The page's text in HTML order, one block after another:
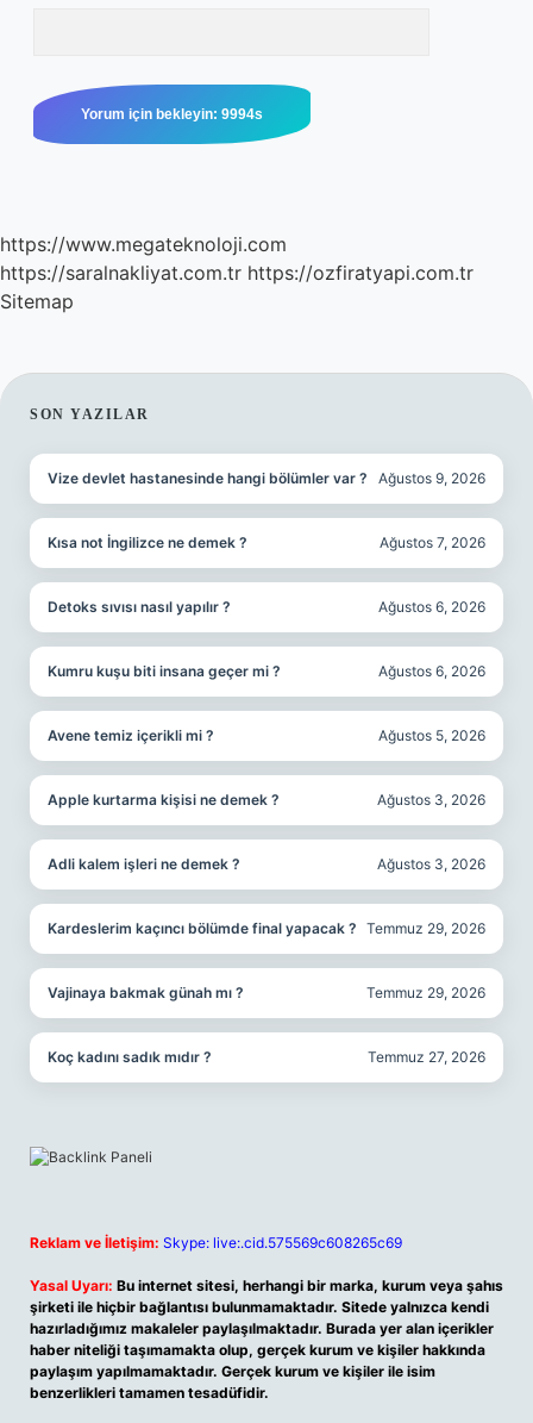
https://www.megateknoloji.com
https://saralnakliyat.com.tr https://ozfiratyapi.com.tr
Sitemap
SIDEBAR
SON YAZILAR
Vize devlet hastanesinde hangi bölümler var ? Ağustos 9, 2026
Kısa not İngilizce ne demek ? Ağustos 7, 2026
Detoks sıvısı nasıl yapılır ? Ağustos 6, 2026
Kumru kuşu biti insana geçer mi ? Ağustos 6, 2026
Avene temiz içerikli mi ? Ağustos 5, 2026
Apple kurtarma kişisi ne demek ? Ağustos 3, 2026
Adli kalem işleri ne demek ? Ağustos 3, 2026
Kardeslerim kaçıncı bölümde final yapacak ? Temmuz 29, 2026
Vajinaya bakmak günah mı ? Temmuz 29, 2026
Koç kadını sadık mıdır ? Temmuz 27, 2026
Reklam ve İletişim: Skype: live:.cid.575569c608265c69
Yasal Uyarı: Bu internet sitesi, herhangi bir marka, kurum veya şahıs
şirketi ile hiçbir bağlantısı bulunmamaktadır. Sitede yalnızca kendi
hazırladığımız makaleler paylaşılmaktadır. Burada yer alan içerikler
haber niteliği taşımamakta olup, gerçek kurum ve kişiler hakkında
paylaşım yapılmamaktadır. Gerçek kurum ve kişiler ile isim
benzerlikleri tamamen tesadüfidir.